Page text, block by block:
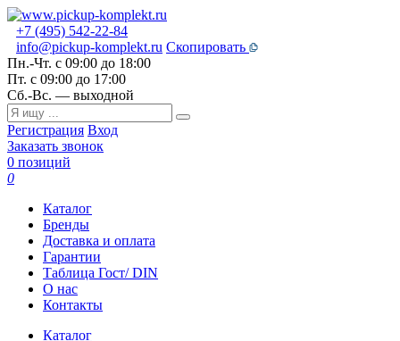
+7 (495) 542-22-84
info@pickup-komplekt.ru Скопировать
Пн.-Чт. с 09:00 до 18:00
Пт. с 09:00 до 17:00
Сб.-Вс. — выходной
Регистрация Вход
Заказать звонок
0 позиций
0
Каталог
Бренды
Доставка и оплата
Гарантии
Таблица Гост/ DIN
О нас
Контакты
Каталог